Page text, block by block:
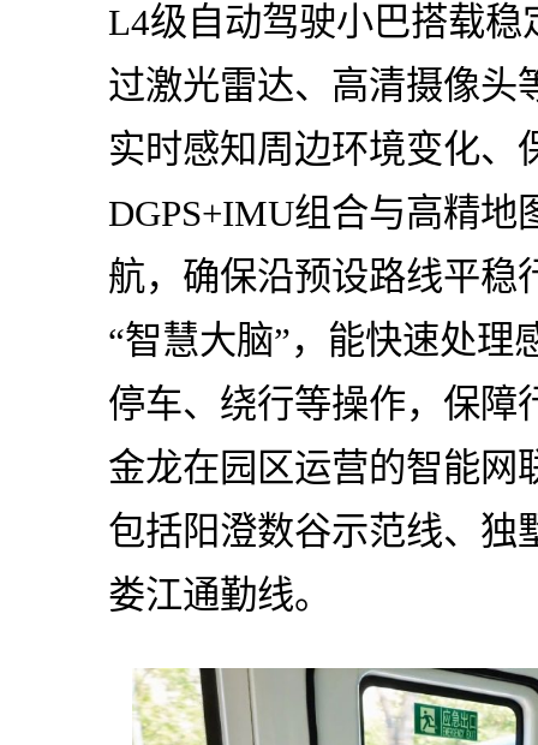
L4级自动驾驶小巴搭载
过激光雷达、高清摄像头
实时感知周边环境变化、
DGPS+IMU组合与高精
航，确保沿预设路线平稳
“智慧大脑”，能快速处理
停车、绕行等操作，保障
金龙在园区运营的智能网
包括阳澄数谷示范线、独
娄江通勤线。